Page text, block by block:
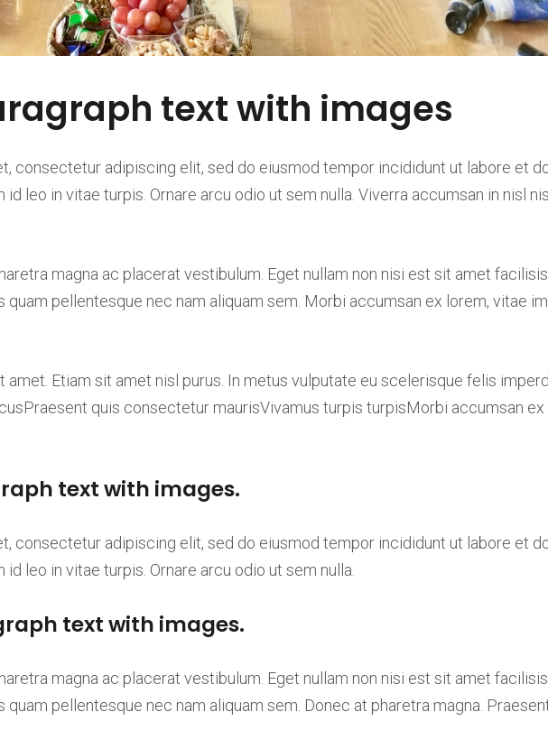
text with images
consectetur adipiscing elit, sed do eiusmod tempor incididunt ut labore et
id leo in vitae turpis. Ornare arcu odio ut sem nulla. Viverra accumsan in nisl
magna ac placerat vestibulum. Eget nullam non nisi est sit amet facilisis
quam pellentesque nec nam aliquam sem. Morbi accumsan ex lorem, vitae
Etiam sit amet nisl purus. In metus vulputate eu scelerisque felis
quis consectetur maurisVivamus turpis turpisMorbi accumsan ex
text with images.
consectetur adipiscing elit, sed do eiusmod tempor incididunt ut labore et
id leo in vitae turpis. Ornare arcu odio ut sem nulla.
text with images.
magna ac placerat vestibulum. Eget nullam non nisi est sit amet facilisis
pellentesque nec nam aliquam sem. Donec at pharetra magna.